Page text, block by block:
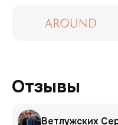
Отзывы
Ветлужских